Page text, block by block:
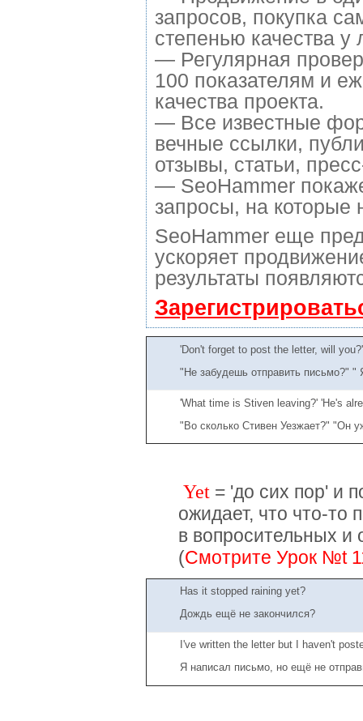
запросов, покупка
степенью качества
— Регулярная
100 показателям и
качества проекта.
— Все известные
вечные ссылки,
отзывы, статьи,
— SeoHammer
запросы, на которые
SeoHammer еще
ускоряет
результаты
'Don't forget to post the letter, will
"Не забудешь отправить письмо?" "
'What time is Stiven leaving?' 'He's
"Во сколько Стивен Уезжает?" "Он
Yet = 'до сих пор' и
ожидает, что что-то
в вопросительных и
(Смотрите Урок №t
Has it stopped raining yet?
Дождь ещё не закончился?
I've written the letter but I haven't
Я написал письмо, но ещё не